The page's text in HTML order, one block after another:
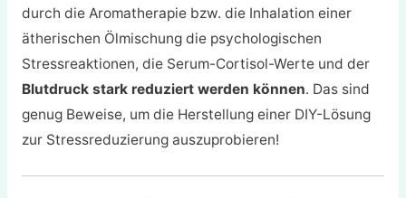
durch die Aromatherapie bzw. die Inhalation einer
ätherischen Ölmischung die psychologischen
Stressreaktionen, die Serum-Cortisol-Werte und der
Blutdruck stark reduziert werden können. Das sind
genug Beweise, um die Herstellung einer DIY-Lösung
zur Stressreduzierung auszuprobieren!